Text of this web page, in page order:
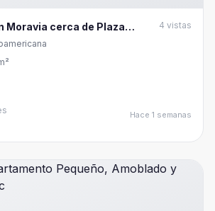
Moravia cerca de Plaza
4 vistas
Hace 1 semanas